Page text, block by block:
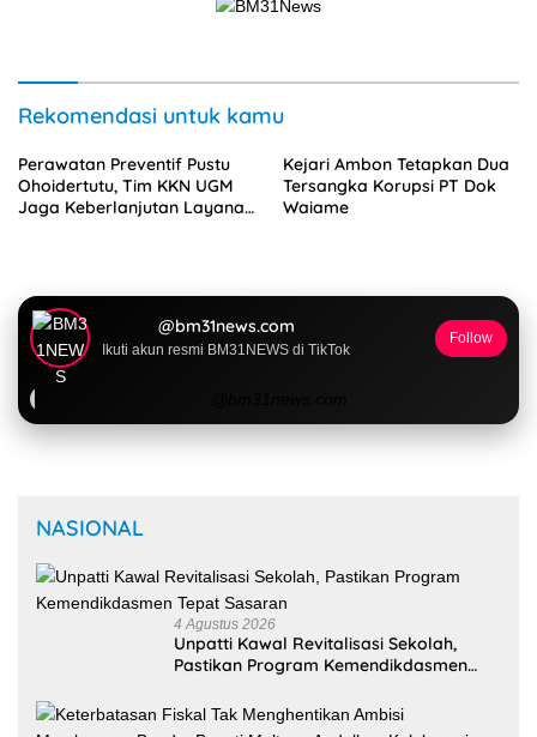
Rekomendasi untuk kamu
Perawatan Preventif Pustu
Ohoidertutu, Tim KKN UGM
Jaga Keberlanjutan Layanan
Kejari Ambon Tetapkan Dua
Tersangka Korupsi PT Dok
Waiame
@bm31news.com
Ikuti akun resmi BM31NEWS di TikTok
Follow
NASIONAL
4 Agustus 2026
Unpatti Kawal Revitalisasi Sekolah,
Pastikan Program Kemendikdasmen